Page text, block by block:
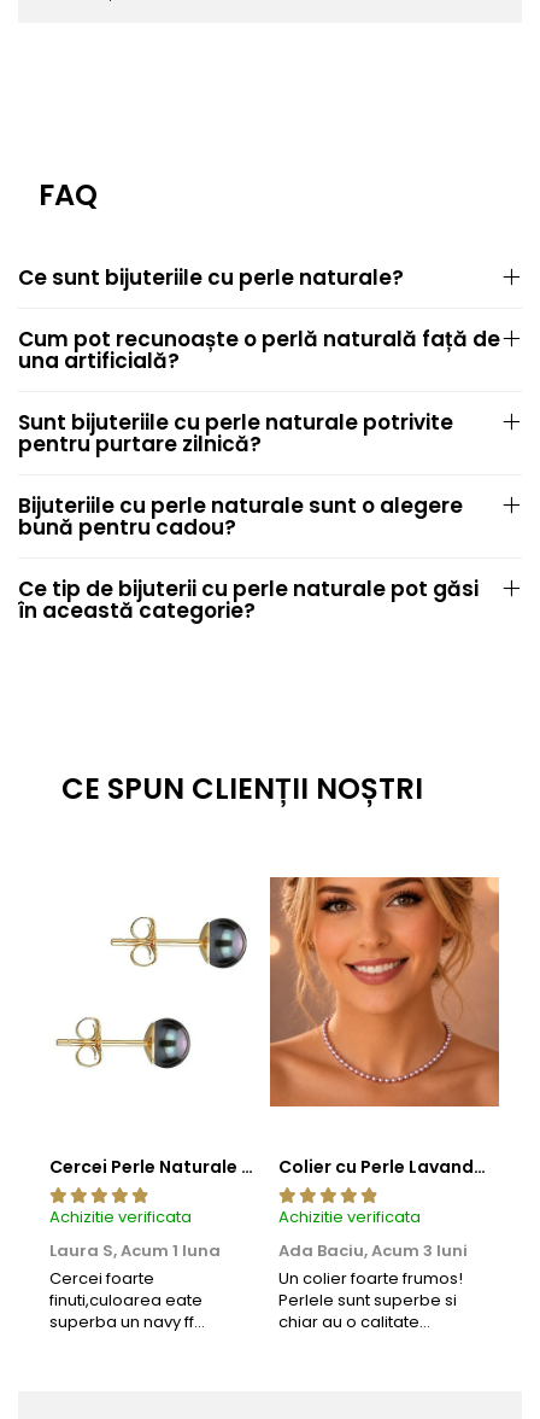
FAQ
Ce sunt bijuteriile cu perle naturale?
Cum pot recunoaște o perlă naturală față de
una artificială?
Sunt bijuteriile cu perle naturale potrivite
pentru purtare zilnică?
Bijuteriile cu perle naturale sunt o alegere
bună pentru cadou?
Ce tip de bijuterii cu perle naturale pot găsi
în această categorie?
CE SPUN CLIENȚII NOȘTRI
Cercei Perle Naturale Negre 5-6 mm, Buton AAA, Aur 14K (aur 585), Tip Șurub | KASKADDA®
Achizitie verificata
Laura S,Acum 1 luna
Cercei foarte
finuti,culoarea eate
superba un navy ff
Colier cu Perle Lavanda la Baza Gatului, de 4-5 mm, Perle Rare, Calitate AAA+, Aur 14K | KASKADDA®
Achizitie verificata
Ada Baciu,Acum 3 luni
Un colier foarte frumos!
Perlele sunt superbe si
chiar au o calitate